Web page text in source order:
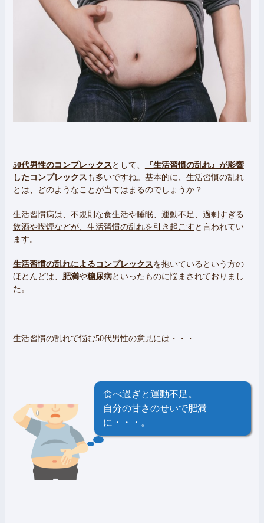
50代男性のコンプレックス として、
『生活習慣の乱れ』が影響
したコンプレックス も多いですね。基本的に、生活習慣の乱れ
とは、どのようなことが当てはまるのでしょうか？
生活習慣病は、 不規則な食生活や睡眠、運動不足、過剰すぎる
飲酒や喫煙などが、生活習慣の乱れを引き起こす と言われてい
ます。
生活習慣の乱れによるコンプレックスを抱いているという方の
ほとんどは、 肥満や糖尿病といったものに悩まされておりまし
た。
生活習慣の乱れで悩む50代男性の意見には・・・
食べ過ぎと運動不足。
自分の甘さのせいで肥満
に・・・。